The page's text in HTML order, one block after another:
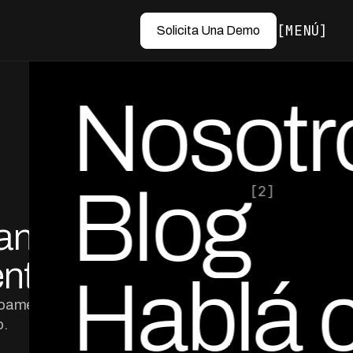
Solicita Una Demo MENÚ
Blog[2]
Hablá
por Ed Escobar
Co-Founder & CEO